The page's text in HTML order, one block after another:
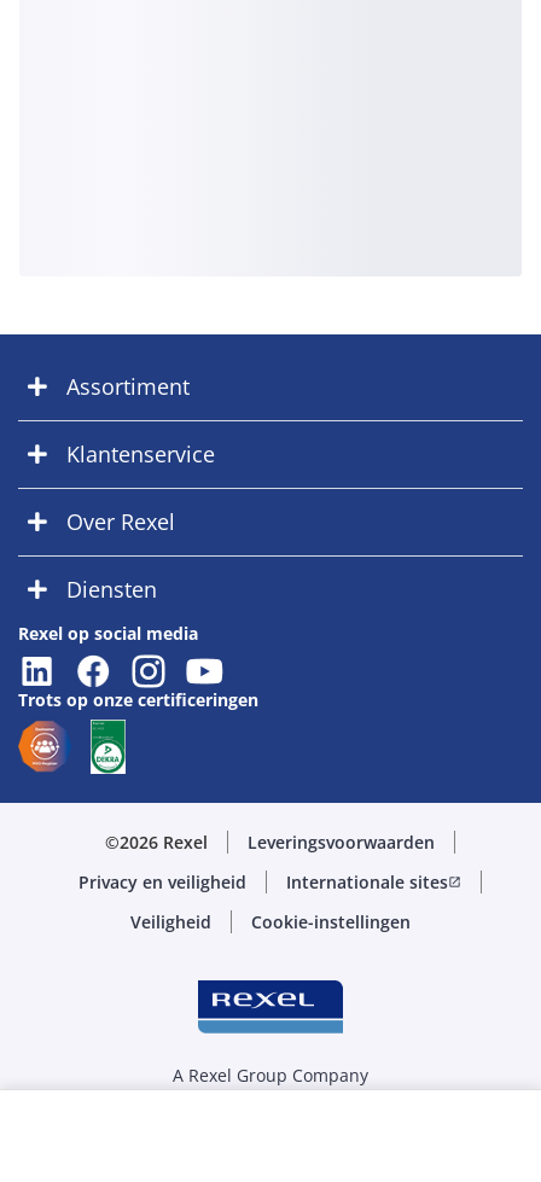
Assortiment
Klantenservice
Over Rexel
Diensten
Rexel op social media
Trots op onze certificeringen
©2026 Rexel
Leveringsvoorwaarden
Privacy en veiligheid
Internationale sitesopen_in_new
Veiligheid Cookie-instellingen
A Rexel Group Company